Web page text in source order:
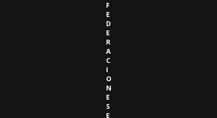
F
E
D
E
R
A
C
I
O
N
E
S
E